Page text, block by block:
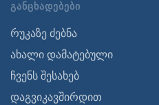
ᲒᲐᲜᲪᲮᲐᲓᲔᲑᲔᲑᲘ
რუკაზე ძებნა
ახალი დამატებული
ჩვენს შესახებ
დაგვიკავშირდით